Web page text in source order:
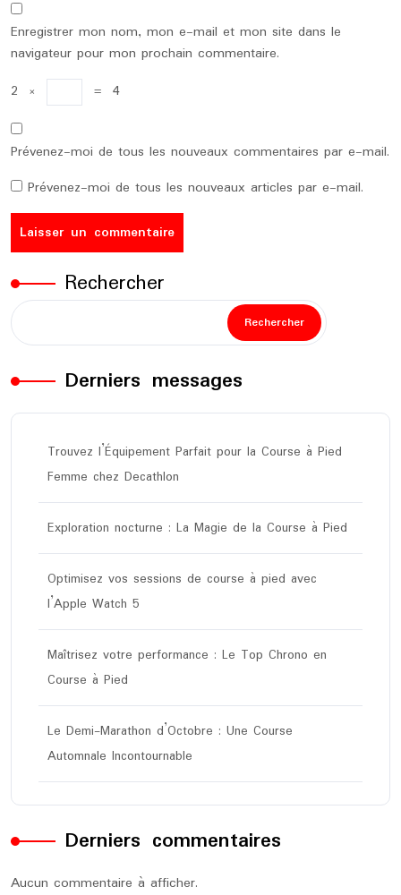
Enregistrer mon nom, mon e-mail et mon site dans le
navigateur pour mon prochain commentaire.
2 × = 4
Prévenez-moi de tous les nouveaux commentaires par e-mail.
Prévenez-moi de tous les nouveaux articles par e-mail.
Rechercher
Rechercher
Derniers messages
Trouvez l’Équipement Parfait pour la Course à Pied
Femme chez Decathlon
Exploration nocturne : La Magie de la Course à Pied
Optimisez vos sessions de course à pied avec
l’Apple Watch 5
Maîtrisez votre performance : Le Top Chrono en
Course à Pied
Le Demi-Marathon d’Octobre : Une Course
Automnale Incontournable
Derniers commentaires
Aucun commentaire à afficher.